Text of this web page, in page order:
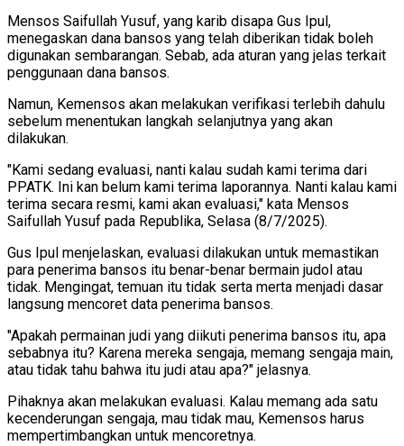
Mensos Saifullah Yusuf, yang karib disapa Gus Ipul,
menegaskan dana bansos yang telah diberikan tidak boleh
digunakan sembarangan. Sebab, ada aturan yang jelas terkait
penggunaan dana bansos.
Namun, Kemensos akan melakukan verifikasi terlebih dahulu
sebelum menentukan langkah selanjutnya yang akan
dilakukan.
"Kami sedang evaluasi, nanti kalau sudah kami terima dari
PPATK. Ini kan belum kami terima laporannya. Nanti kalau kami
terima secara resmi, kami akan evaluasi," kata Mensos
Saifullah Yusuf pada Republika, Selasa (8/7/2025).
Gus Ipul menjelaskan, evaluasi dilakukan untuk memastikan
para penerima bansos itu benar-benar bermain judol atau
tidak. Mengingat, temuan itu tidak serta merta menjadi dasar
langsung mencoret data penerima bansos.
"Apakah permainan judi yang diikuti penerima bansos itu, apa
sebabnya itu? Karena mereka sengaja, memang sengaja main,
atau tidak tahu bahwa itu judi atau apa?" jelasnya.
Pihaknya akan melakukan evaluasi. Kalau memang ada satu
kecenderungan sengaja, mau tidak mau, Kemensos harus
mempertimbangkan untuk mencoretnya.